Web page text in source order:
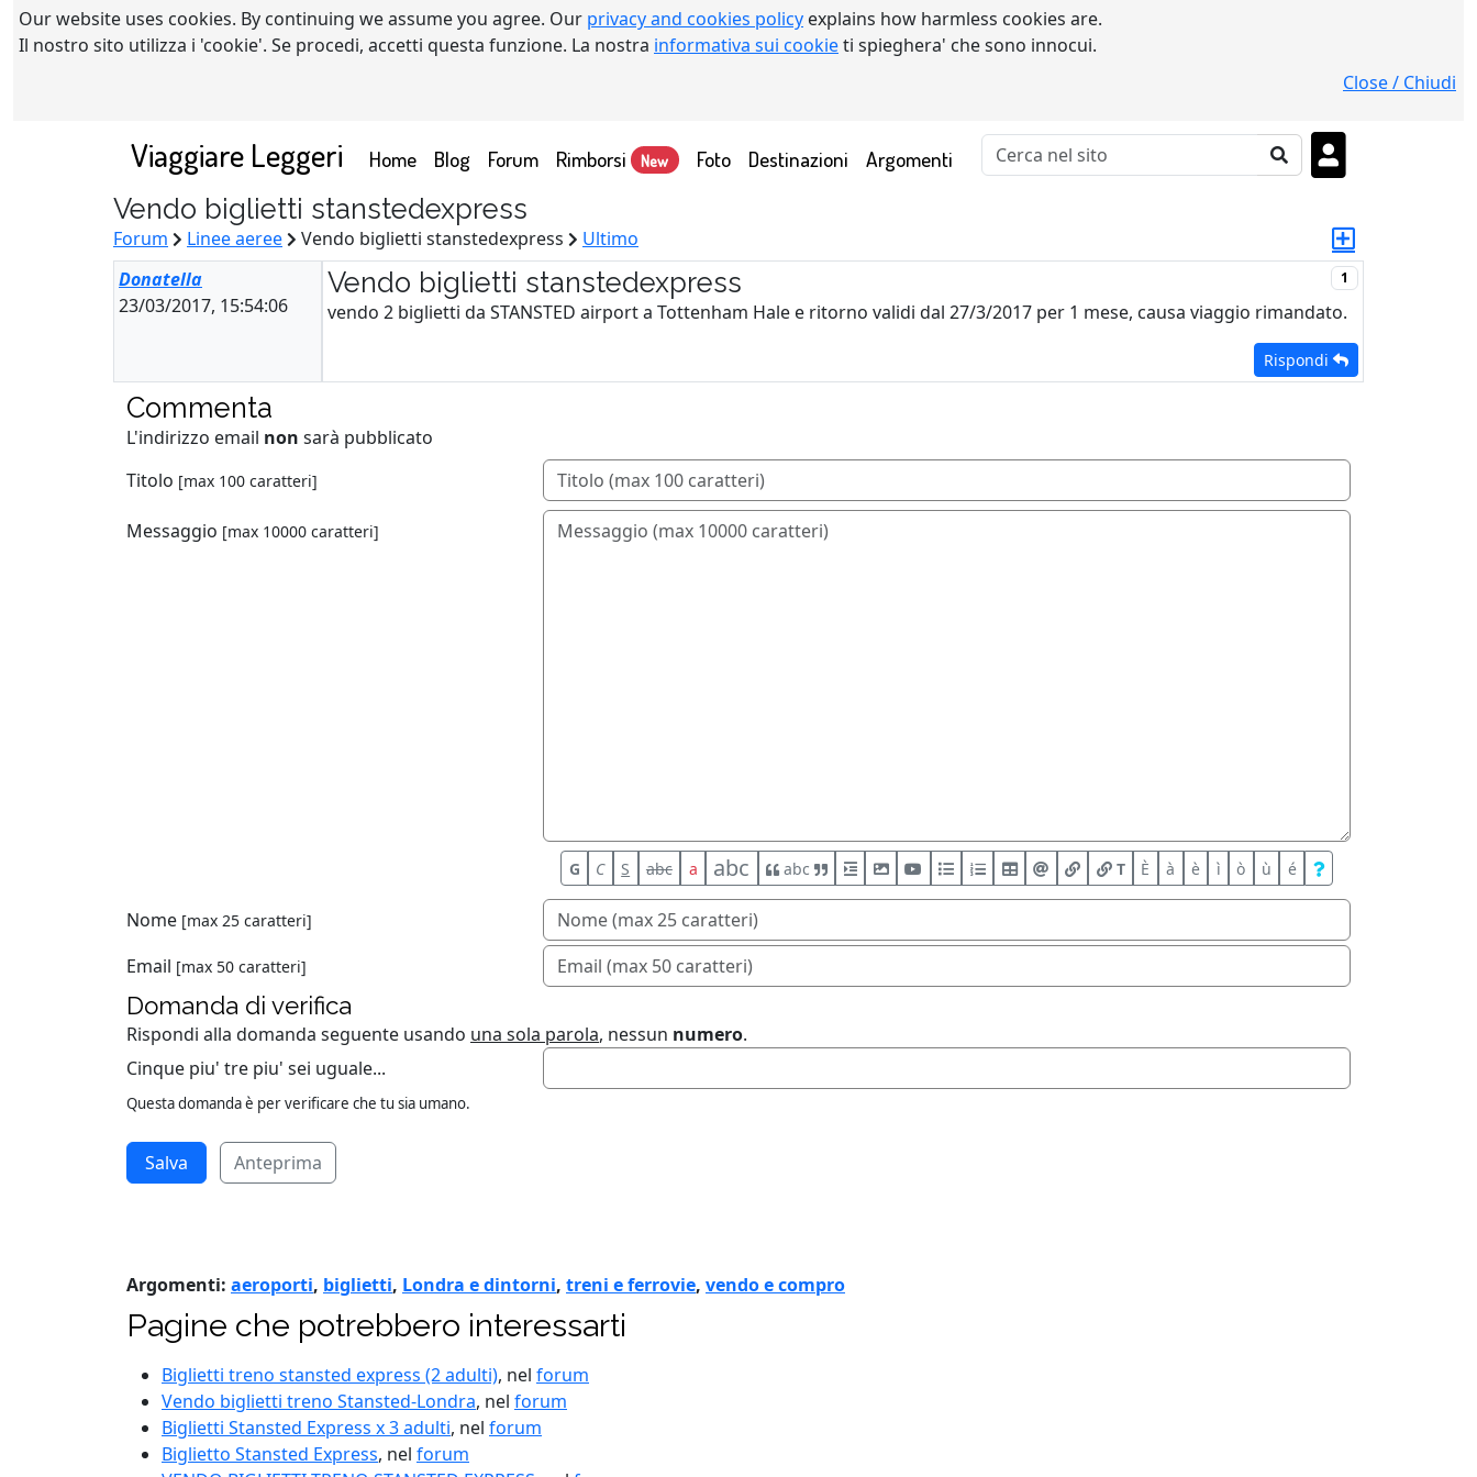
Our website uses cookies. By continuing we assume you agree. Our privacy and cookies policy explains how harmless cookies are.
Il nostro sito utilizza i 'cookie'. Se procedi, accetti questa funzione. La nostra informativa sui cookieti spieghera' che sono innocui.
Close / Chiudi
Viaggiare Leggeri Home(current)
Blog Forum Rimborsi New Foto Destinazioni Argomenti
Vendo biglietti stanstedexpress
Forum Linee aeree Vendo biglietti stanstedexpress
Ultimo
Donatella
23/03/2017, 15:54:06
1
Vendo biglietti stanstedexpress
vendo 2 biglietti da STANSTED airport a Tottenham Hale e ritorno validi dal 27/3/2017 per 1 mese, causa viaggio rimandato.
Rispondi
Commenta
L'indirizzo email non sarà pubblicato
Titolo [max 100 caratteri]
Messaggio [max 10000 caratteri]
G C S abc a abc abc T È à è ì ò ù é
Nome [max 25 caratteri]
Email [max 50 caratteri]
Domanda di verifica
Rispondi alla domanda seguente usando una sola parola, nessun numero.
Cinque piu' tre piu' sei uguale...
Questa domanda è per verificare che tu sia umano.
Anteprima
Argomenti: aeroporti, biglietti, Londra e dintorni, treni e ferrovie, vendo e compro
Pagine che potrebbero interessarti
Biglietti treno stansted express (2 adulti), nel forum
Vendo biglietti treno Stansted-Londra, nel forum
Biglietti Stansted Express x 3 adulti, nel forum
Biglietto Stansted Express, nel forum